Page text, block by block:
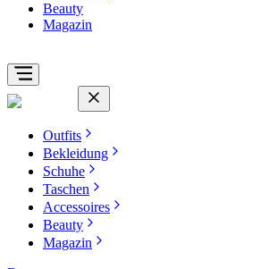
Beauty
Magazin
Outfits
Bekleidung
Schuhe
Taschen
Accessoires
Beauty
Magazin